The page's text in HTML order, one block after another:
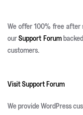
We offer 100% free after
ourSupport Forum
customers.
Visit Support Forum
We provide WordPress